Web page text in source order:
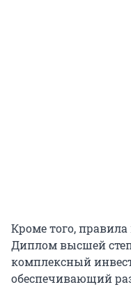
Кроме того,
Диплом высшей
комплексный
обеспечивающий